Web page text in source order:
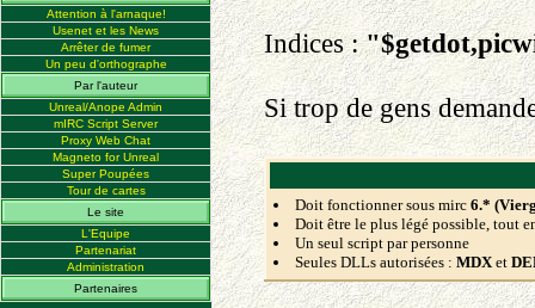
Attention à l'arnaque!
Usenet et les News
Arrêter de fumer
Un peu d'orthographe
Par l'auteur
Unreal/Anope Admin
mIRC Script Server
Proxy Web Chat
Magneto for Unreal
Super Poupées
Tour de cartes
Le site
L'Equipe
Partenariat
Administration
Partenaires
Indices :
Si trop de gens
Doit fonctionner sous mirc 6.*
Doit être le plus légé possible, tout
Un seul script par personne
Seules DLLs autorisées : MDXet